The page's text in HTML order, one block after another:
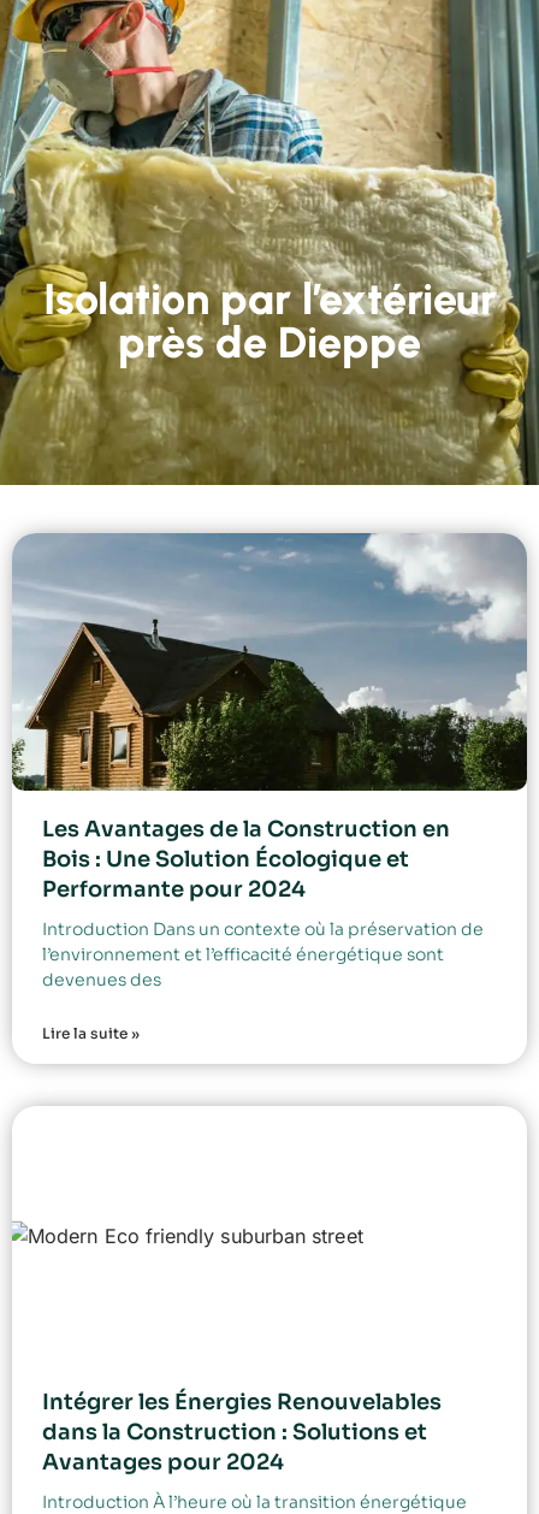
Isolation par l’extérieur
près de Dieppe
Les Avantages de la Construction en
Bois : Une Solution Écologique et
Performante pour 2024
Introduction Dans un contexte où la préservation de
l’environnement et l’efficacité énergétique sont
devenues des
Lire la suite »
Intégrer les Énergies Renouvelables
dans la Construction : Solutions et
Avantages pour 2024
Introduction À l’heure où la transition énergétique